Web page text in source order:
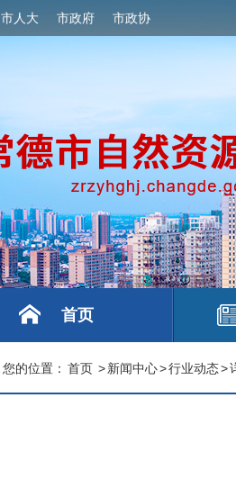
市人大 市政府 市政协
首页
您的位置： 首页 >新闻中心>行业动态>